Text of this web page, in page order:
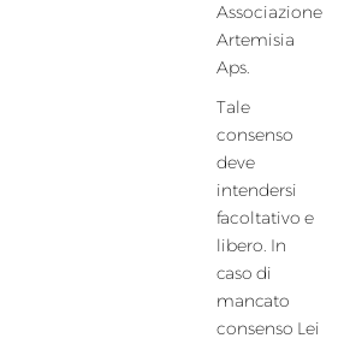
Associazione
Artemisia
Aps.
Tale
consenso
deve
intendersi
facoltativo e
libero. In
caso di
mancato
consenso Lei